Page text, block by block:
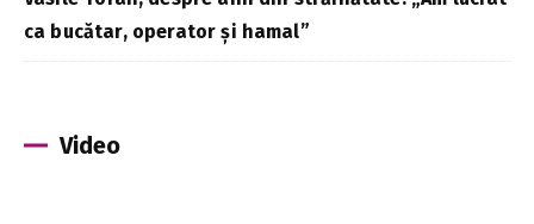
ca bucătar, operator și hamal”
Video